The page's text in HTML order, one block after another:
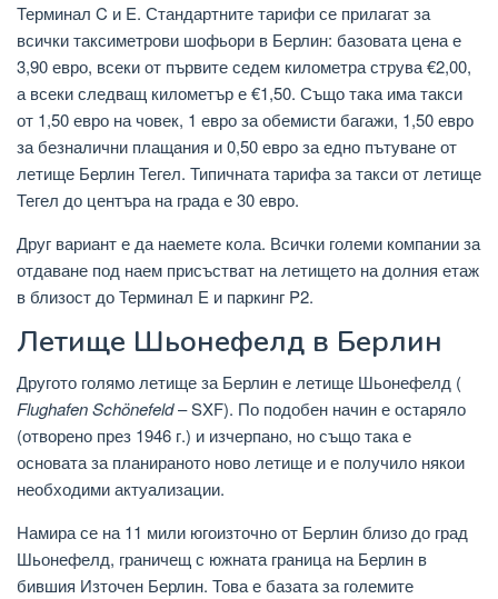
Терминал C и E. Стандартните тарифи се прилагат за
всички таксиметрови шофьори в Берлин: базовата цена е
3,90 евро, всеки от първите седем километра струва €2,00,
а всеки следващ километър е €1,50. Също така има такси
от 1,50 евро на човек, 1 евро за обемисти багажи, 1,50 евро
за безналични плащания и 0,50 евро за едно пътуване от
летище Берлин Тегел. Типичната тарифа за такси от летище
Тегел до центъра на града е 30 евро.
Друг вариант е да наемете кола. Всички големи компании за
отдаване под наем присъстват на летището на долния етаж
в близост до Терминал E и паркинг P2.
Летище Шьонефелд в Берлин
Другото голямо летище за Берлин е летище Шьонефелд (
Flughafen Schönefeld– SXF). По подобен начин е остаряло
(отворено през 1946 г.) и изчерпано, но също така е
основата за планираното ново летище и е получило някои
необходими актуализации.
Намира се на 11 мили югоизточно от Берлин близо до град
Шьонефелд, граничещ с южната граница на Берлин в
бившия Източен Берлин. Това е базата за големите